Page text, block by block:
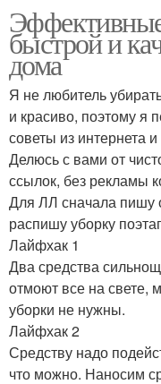
быстрой и
дома
Я не любитель
и красиво, поэтому я
советы из интернета
Делюсь с вами от
ссылок, без рекламы
Для ЛЛ сначала пишу
распишу уборку
Лайфхак 1
Два средства
отмоют все на свете,
уборки не нужны.
Лайфхак 2
Средству надо
что можно. Наносим